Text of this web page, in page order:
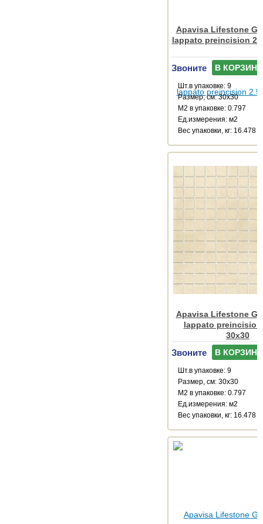
Apavisa Lifestone
lappato preincision
Звоните В КОРЗИНУ
Шт.в упаковке: 9
Размер, см: 30x30
М2 в упаковке: 0.797
Ед.измерения: м2
Веc упаковки, кг: 16.478
Apavisa Lifestone
lappato preincision
30x30
Звоните В КОРЗИНУ
Шт.в упаковке: 9
Размер, см: 30x30
М2 в упаковке: 0.797
Ед.измерения: м2
Веc упаковки, кг: 16.478